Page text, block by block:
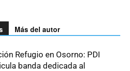
Más del autor
Refugio en Osorno: PDI
banda dedicada al